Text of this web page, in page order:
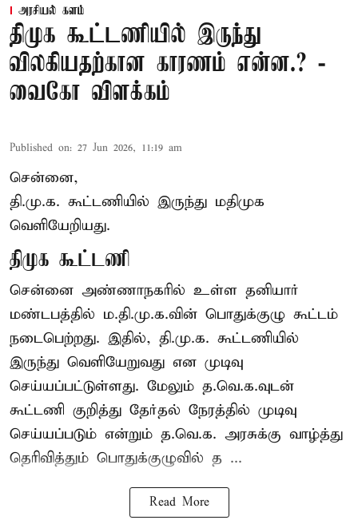
அரசியல் களம்
திமுக கூட்டணியில் இருந்து
விலகியதற்கான காரணம் என்ன.? -
வைகோ விளக்கம்
Published on: 27 Jun 2026, 11:19 am
சென்னை,
தி.மு.க. கூட்டணியில் இருந்து மதிமுக
வெளியேறியது.
திமுக கூட்டணி
சென்னை அண்ணாநகரில் உள்ள தனியார்
மண்டபத்தில் ம.தி.மு.க.வின் பொதுக்குழு கூட்டம்
நடைபெற்றது. இதில், தி.மு.க. கூட்டணியில்
இருந்து வெளியேறுவது என முடிவு
செய்யப்பட்டுள்ளது. மேலும் த.வெ.க.வுடன்
கூட்டணி குறித்து தேர்தல் நேரத்தில் முடிவு
செய்யப்படும் என்றும் த.வெ.க. அரசுக்கு வாழ்த்து
தெரிவித்தும் பொதுக்குழுவில் த ...
Read More